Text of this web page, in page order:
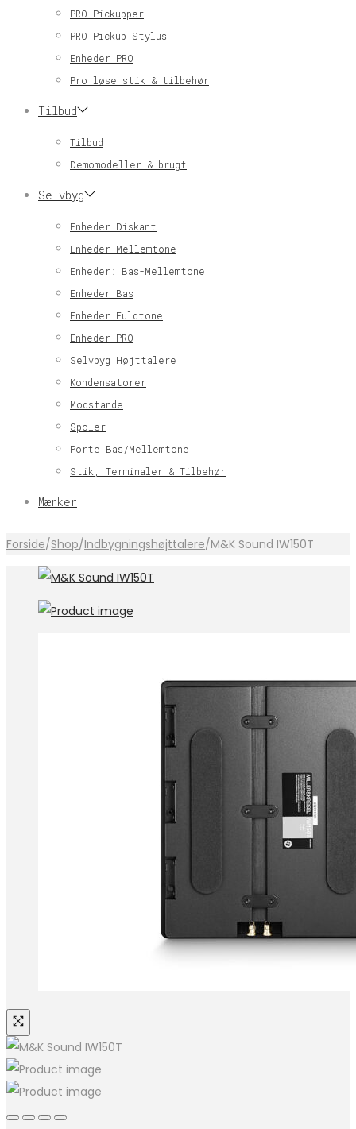
PRO Pickupper
PRO Pickup Stylus
Enheder PRO
Pro løse stik & tilbehør
Tilbud
Tilbud
Demomodeller & brugt
Selvbyg
Enheder Diskant
Enheder Mellemtone
Enheder: Bas-Mellemtone
Enheder Bas
Enheder Fuldtone
Enheder PRO
Selvbyg Højttalere
Kondensatorer
Modstande
Spoler
Porte Bas/Mellemtone
Stik, Terminaler & Tilbehør
Mærker
Forside/Shop/Indbygningshøjttalere/M&K Sound IW150T